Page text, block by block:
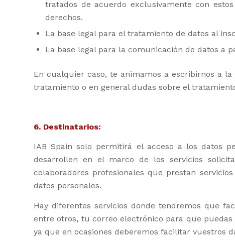
tratados de acuerdo exclusivamente con
derechos.
La base legal para el tratamiento de datos al
La base legal para la comunicación de datos a
En cualquier caso, te animamos a escribirnos a
tratamiento o en general dudas sobre el
6. Destinatarios:
IAB Spain solo permitirá el acceso a los datos
desarrollen en el marco de los servicios
colaboradores profesionales que prestan
datos personales.
Hay diferentes servicios donde tendremos que
entre otros, tu correo electrónico para que
ya que en ocasiones deberemos facilitar vuestros